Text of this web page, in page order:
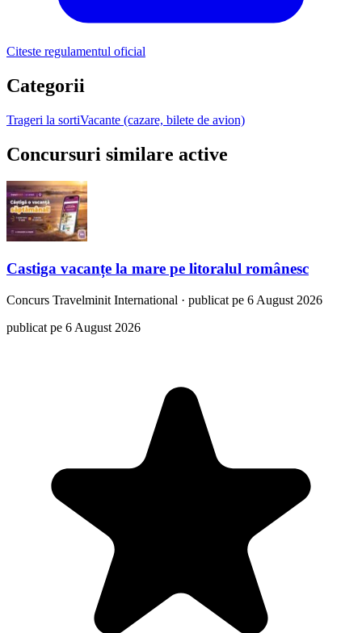
Citeste regulamentul oficial
Categorii
Trageri la sortiVacante (cazare, bilete de avion)
Concursuri similare active
Castiga vacanțe la mare pe litoralul românesc
Concurs Travelminit International · publicat pe 6 August 2026
publicat pe 6 August 2026